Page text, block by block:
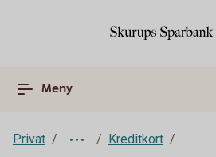
Meny
Privat
Kreditkort